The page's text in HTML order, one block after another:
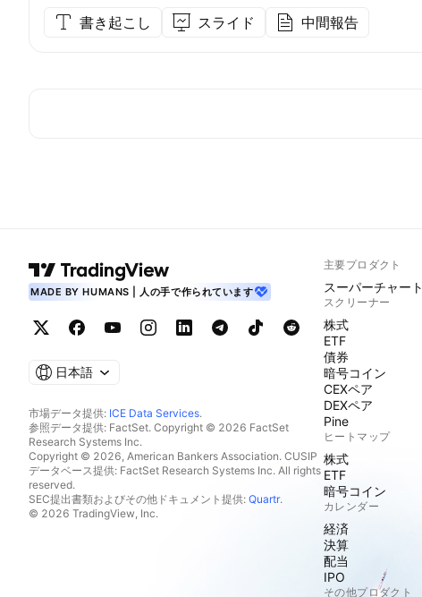
書き起こし スライド 中間報告
MADE BY HUMANS | 人の手で作られています
日本語
市場データ提供: ICE Data Services.
参照データ提供: FactSet. Copyright © 2026 FactSet
Research Systems Inc.
Copyright © 2026, American Bankers Association. CUSIP
データベース提供: FactSet Research Systems Inc. All rights
reserved.
SEC提出書類およびその他ドキュメント提供: Quartr.
© 2026 TradingView, Inc.
主要プロダクト
スーパーチャート
スクリーナー
株式
ETF
債券
暗号コイン
CEXペア
DEXペア
Pine
ヒートマップ
株式
ETF
暗号コイン
カレンダー
経済
決算
配当
IPO
その他プロダクト